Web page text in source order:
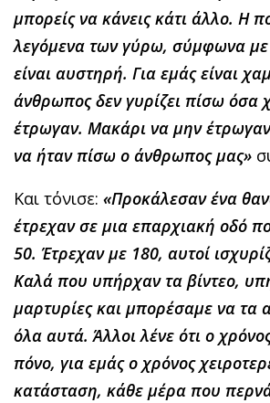
μπορείς να κάνεις κάτι άλλο. Η
λεγόμενα των γύρω, σύμφωνα με
είναι αυστηρή. Για εμάς είναι
άνθρωπος δεν γυρίζει πίσω όσα
έτρωγαν. Μακάρι να μην
να ήταν πίσω ο άνθρωπος μας»
Και τόνισε: «Προκάλεσαν ένα
έτρεχαν σε μια επαρχιακή οδό
50. Έτρεχαν με 180, αυτοί
Καλά που υπήρχαν τα βίντεο,
μαρτυρίες και μπορέσαμε να τα
όλα αυτά. Άλλοι λένε ότι ο
πόνο, για εμάς ο χρόνος
κατάσταση, κάθε μέρα που